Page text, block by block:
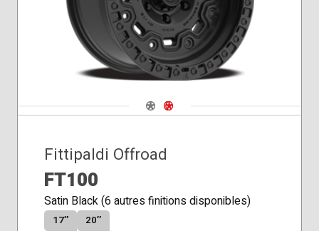
Navigate 1
Navigate 2
Fittipaldi Offroad
FT100
Satin Black (6 autres finitions disponibles)
17″ 20″